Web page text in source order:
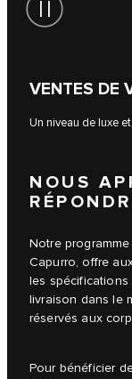
VENTES DE
Un niveau de luxe
NOUS
Notre
Capurro, offre
les
livraison dans le
réservés aux
Pour bénéficier